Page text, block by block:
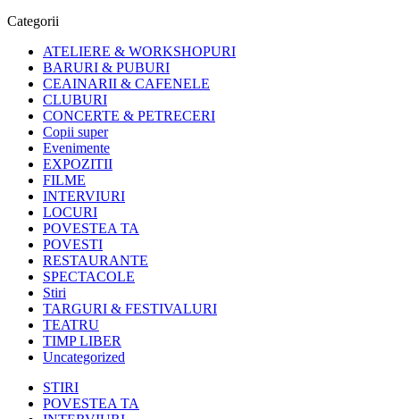
Categorii
ATELIERE & WORKSHOPURI
BARURI & PUBURI
CEAINARII & CAFENELE
CLUBURI
CONCERTE & PETRECERI
Copii super
Evenimente
EXPOZITII
FILME
INTERVIURI
LOCURI
POVESTEA TA
POVESTI
RESTAURANTE
SPECTACOLE
Stiri
TARGURI & FESTIVALURI
TEATRU
TIMP LIBER
Uncategorized
STIRI
POVESTEA TA